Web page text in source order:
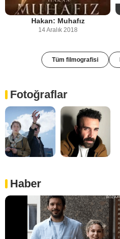
Hakan: Muhafız
14 Aralık 2018
Tüm filmografisi
Fotoğraflar
Haber